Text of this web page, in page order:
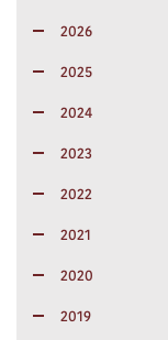
2026
2025
2024
2023
2022
2021
2020
2019